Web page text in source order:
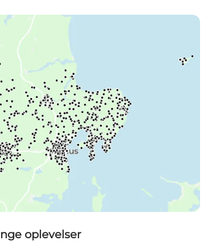
oplevelser
oplevelser